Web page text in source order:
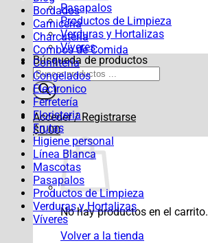
Pasapalos
Productos de Limpieza
Verduras y Hortalizas
Víveres
Búsqueda de productos
Acceder / Registrarse
$0.00
No hay productos en el carrito.
Volver a la tienda
Bordados
Carnicería
Charcutería
Combos de Comida
Confitería
Congelados
Electronico
Ferretería
Floristeria
Frutas
Higiene personal
Línea Blanca
Mascotas
Pasapalos
Productos de Limpieza
Verduras y Hortalizas
Víveres